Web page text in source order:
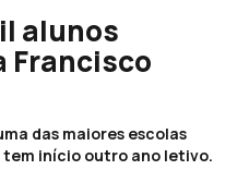
alunos
Francisco
das maiores escolas
tem início outro ano letivo.